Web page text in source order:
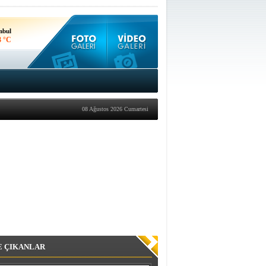
°C
08 Ağustos 2026 Cumartesi
ÇIKANLAR